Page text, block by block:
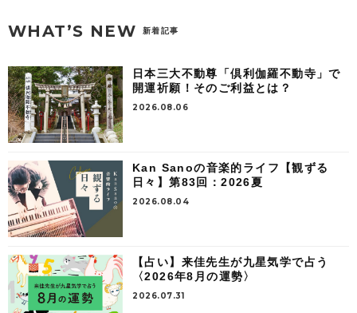
WHAT’S NEW 新着記事
日本三大不動尊「倶利伽羅不動寺」で
開運祈願！そのご利益とは？
2026.08.06
Kan Sanoの音楽的ライフ【観ずる
日々】第83回：2026夏
2026.08.04
【占い】来佳先生が九星気学で占う
〈2026年8月の運勢〉
2026.07.31